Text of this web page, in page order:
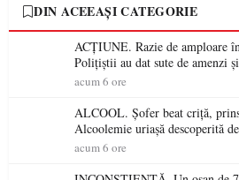
DIN ACEEAȘI CATEGORIE
ACȚIUNE. Razie de amploare
Polițiștii au dat sute de amenzi
permis într-o singură zi
acum 6 ore
ALCOOL. Șofer beat criță,
Alcoolemie uriașă descoperită
acum 6 ore